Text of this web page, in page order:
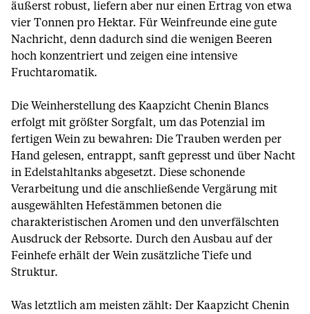
äußerst robust, liefern aber nur einen Ertrag von etwa
vier Tonnen pro Hektar. Für Weinfreunde eine gute
Nachricht, denn dadurch sind die wenigen Beeren
hoch konzentriert und zeigen eine intensive
Fruchtaromatik.
Die Weinherstellung des Kaapzicht Chenin Blancs
erfolgt mit größter Sorgfalt, um das Potenzial im
fertigen Wein zu bewahren: Die Trauben werden per
Hand gelesen, entrappt, sanft gepresst und über Nacht
in Edelstahltanks abgesetzt. Diese schonende
Verarbeitung und die anschließende Vergärung mit
ausgewählten Hefestämmen betonen die
charakteristischen Aromen und den unverfälschten
Ausdruck der Rebsorte. Durch den Ausbau auf der
Feinhefe erhält der Wein zusätzliche Tiefe und
Struktur.
Was letztlich am meisten zählt: Der Kaapzicht Chenin